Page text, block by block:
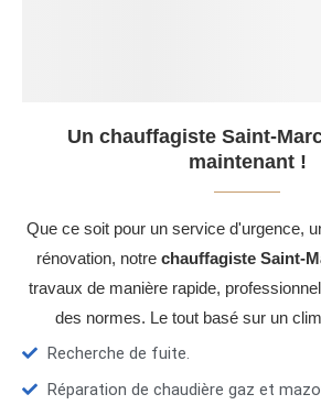
Un chauffagiste Saint-
maintenant !
Que ce soit pour un service d'urgence,
rénovation, notre chauffagiste Saint-
travaux de manière rapide,
des normes. Le tout basé sur un
Recherche de fuite.
Réparation de chaudière gaz et